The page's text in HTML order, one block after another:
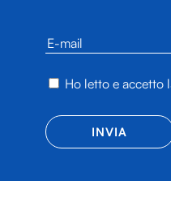
Ho letto e accetto